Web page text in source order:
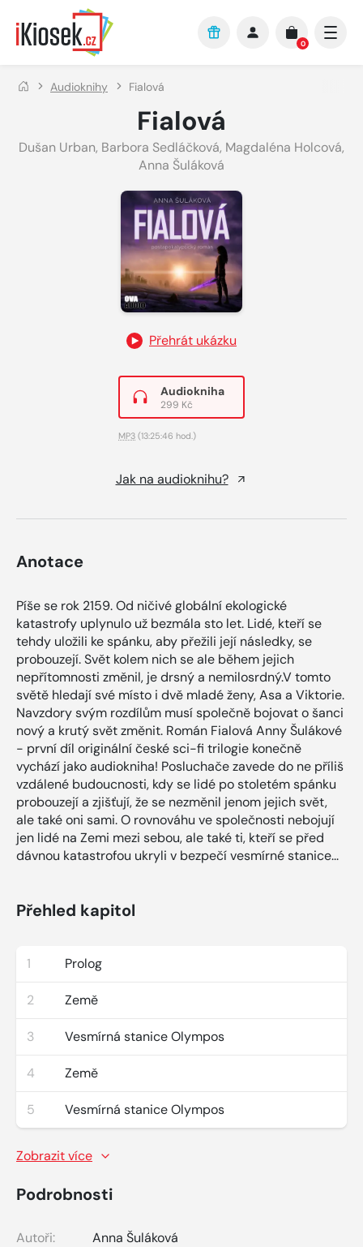
Přejít na hlavní obsah
0
Audioknihy Fialová
Fialová
Dušan Urban, Barbora Sedláčková, Magdaléna Holcová,
Anna Šuláková
Přehrát ukázku
Audiokniha
299 Kč
MP3 (13:25:46 hod.)
Jak na audioknihu?
Anotace
Píše se rok 2159. Od ničivé globální ekologické
katastrofy uplynulo už bezmála sto let. Lidé, kteří se
tehdy uložili ke spánku, aby přežili její následky, se
probouzejí. Svět kolem nich se ale během jejich
nepřítomnosti změnil, je drsný a nemilosrdný.V tomto
světě hledají své místo i dvě mladé ženy, Asa a Viktorie.
Navzdory svým rozdílům musí společně bojovat o šanci
nový a krutý svět změnit. Román Fialová Anny Šulákové
- první díl originální české sci-fi trilogie konečně
vychází jako audiokniha! Posluchače zavede do ne příliš
vzdálené budoucnosti, kdy se lidé po stoletém spánku
probouzejí a zjišťují, že se nezměnil jenom jejich svět,
ale také oni sami. O rovnováhu ve společnosti nebojují
jen lidé na Zemi mezi sebou, ale také ti, kteří se před
dávnou katastrofou ukryli v bezpečí vesmírné stanice...
Přehled kapitol
1 Prolog
2 Země
3 Vesmírná stanice Olympos
4 Země
5 Vesmírná stanice Olympos
Zobrazit více
Podrobnosti
Autoři:
Anna Šuláková